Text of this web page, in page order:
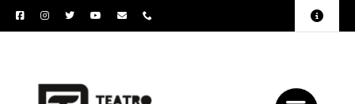
Salta
al
Toggle